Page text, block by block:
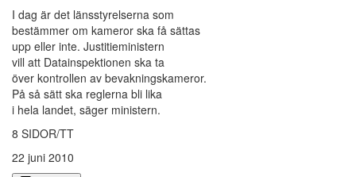
I dag är det länsstyrelserna som
bestämmer om kameror ska få sättas
upp eller inte. Justitieministern
vill att Datainspektionen ska ta
över kontrollen av bevakningskameror.
På så sätt ska reglerna bli lika
i hela landet, säger ministern.
8 SIDOR/TT
22 juni 2010